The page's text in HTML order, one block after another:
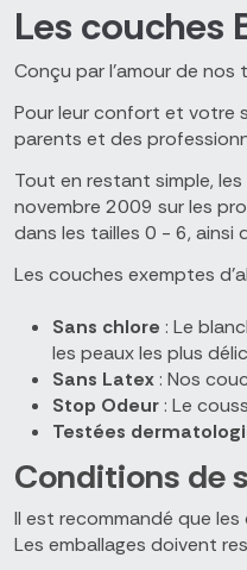
Les couches
Conçu par l’amour de
Pour leur confort et votre
parents et des
Tout en restant simple,
novembre 2009 sur les
dans les tailles 0 - 6, ainsi
Les couches exemptes
Sans chlore : Le
les peaux les plus
Sans Latex : Nos
Stop Odeur : Le
Testées
Conditions de
Il est recommandé que
Les emballages doivent